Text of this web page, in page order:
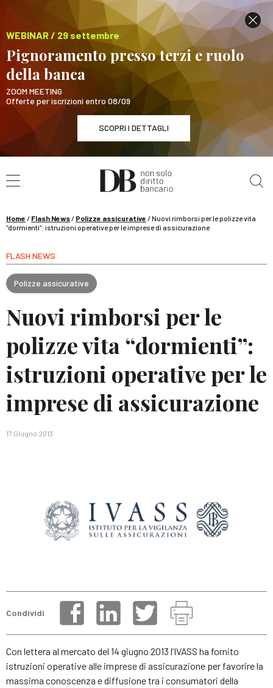
WEBINAR / 29 settembre
Pignoramento presso terzi e ruolo
della banca
ZOOM MEETING
Offerte per iscrizioni entro 08/09
SCOPRI I DETTAGLI
WEBINAR / 29 settembre
Pignoramento presso terzi e ruolo della banca
Home / Flash News/ Polizze assicurative /Nuovi rimborsi per le polizze vita
“dormienti”: istruzioni operative per le imprese di assicurazione
FLASH NEWS
Polizze assicurative
Nuovi rimborsi per le
polizze vita “dormienti”:
istruzioni operative per le
imprese di assicurazione
17 Giugno 2013
Condividi
Con lettera al mercato del 14 giugno 2013 l’IVASS ha fornito
istruzioni operative alle imprese di assicurazione per favorire la
massima conoscenza e diffusione tra i consumatori della